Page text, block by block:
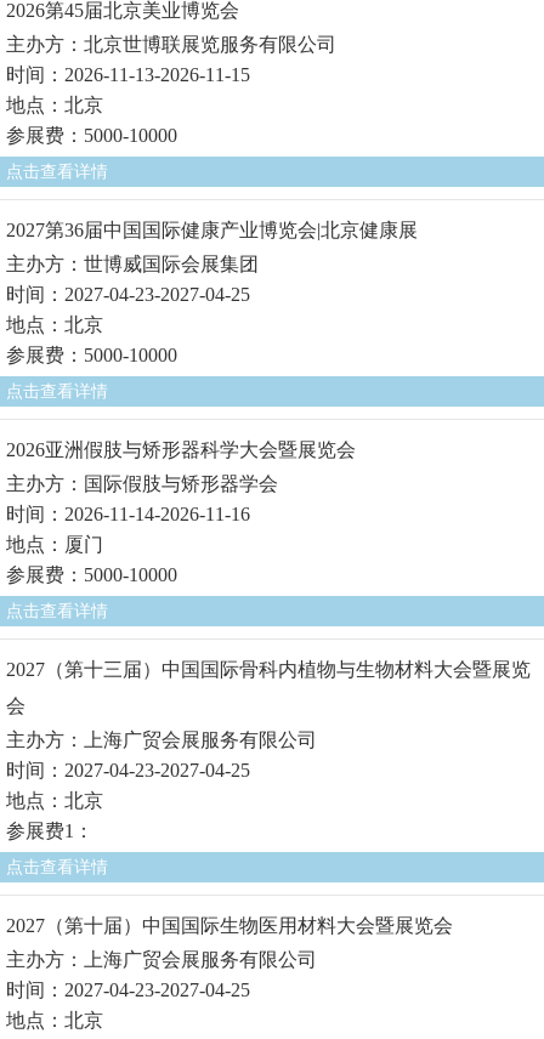
2026第45届北京美业博览会
主办方：北京世博联展览服务有限公司
时间：2026-11-13-2026-11-15
地点：北京
参展费：5000-10000
点击查看详情
2027第36届中国国际健康产业博览会|北京健康展
主办方：世博威国际会展集团
时间：2027-04-23-2027-04-25
地点：北京
参展费：5000-10000
点击查看详情
2026亚洲假肢与矫形器科学大会暨展览会
主办方：国际假肢与矫形器学会
时间：2026-11-14-2026-11-16
地点：厦门
参展费：5000-10000
点击查看详情
2027（第十三届）中国国际骨科内植物与生物材料大会暨展览
会
主办方：上海广贸会展服务有限公司
时间：2027-04-23-2027-04-25
地点：北京
参展费1：
点击查看详情
2027（第十届）中国国际生物医用材料大会暨展览会
主办方：上海广贸会展服务有限公司
时间：2027-04-23-2027-04-25
地点：北京